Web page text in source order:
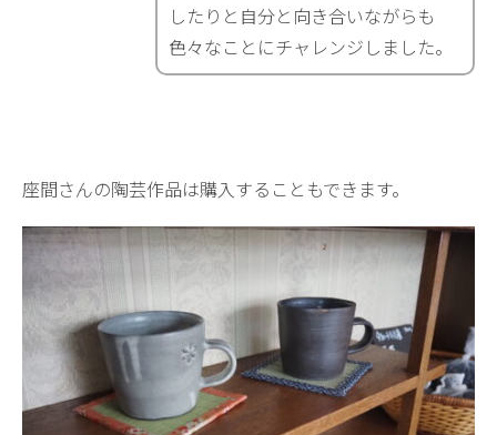
したりと自分と向き合いながらも
色々なことにチャレンジしました。
座間さんの陶芸作品は購入することもできます。